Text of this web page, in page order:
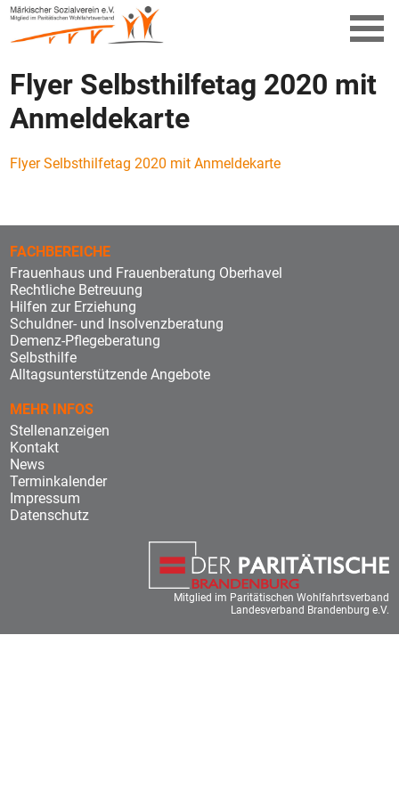
Flyer Selbsthilfetag 2020 mit
Anmeldekarte
Flyer Selbsthilfetag 2020 mit Anmeldekarte
FACHBEREICHE
Frauenhaus und Frauenberatung Oberhavel
Rechtliche Betreuung
Hilfen zur Erziehung
Schuldner- und Insolvenzberatung
Demenz-Pflegeberatung
Selbsthilfe
Alltagsunterstützende Angebote
MEHR INFOS
Stellenanzeigen
Kontakt
News
Terminkalender
Impressum
Datenschutz
Mitglied im Paritätischen Wohlfahrtsverband
Landesverband Brandenburg e.V.